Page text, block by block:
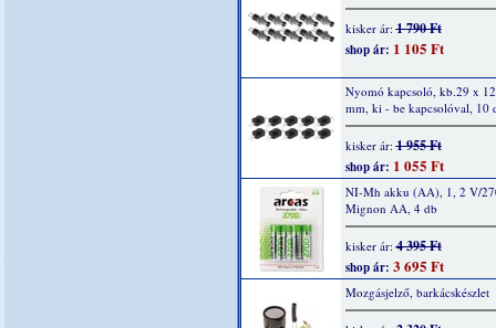
kisker ár:1 790 Ft
shop ár: 1 105 Ft
Nyomó kapcsoló, kb.29 x
mm, ki - be kapcsolóval, 10
kisker ár:1 955 Ft
shop ár: 1 055 Ft
NI-Mh akku (AA), 1, 2 V/
Mignon AA, 4 db
kisker ár:4 395 Ft
shop ár: 3 695 Ft
Mozgásjelző, barkácskészlet